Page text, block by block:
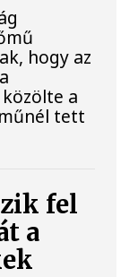
hogy az
a
tett
fel
a